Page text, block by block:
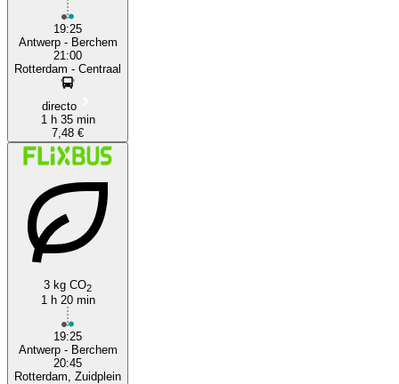
19:25
Antwerp - Berchem
21:00
Rotterdam - Centraal
directo
1 h 35 min
7,48 €
3 kg CO2
1 h 20 min
19:25
Antwerp - Berchem
20:45
Rotterdam, Zuidplein